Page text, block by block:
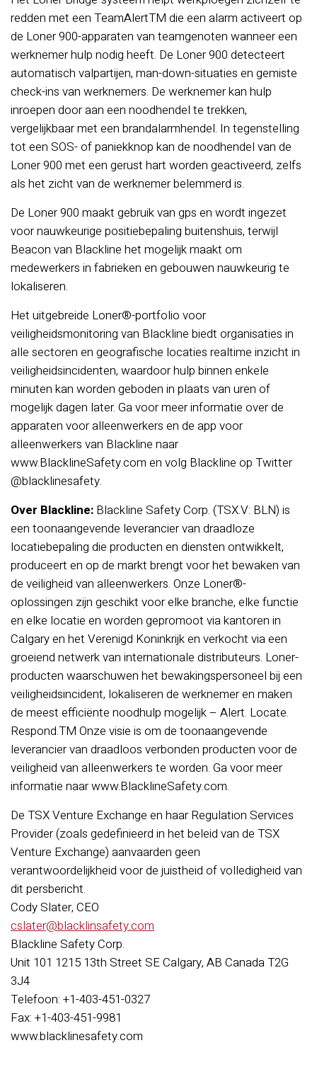
redden met een TeamAlertTM die een alarm activeert op
de Loner 900-apparaten van teamgenoten wanneer een
werknemer hulp nodig heeft. De Loner 900 detecteert
automatisch valpartijen, man-down-situaties en gemiste
check-ins van werknemers. De werknemer kan hulp
inroepen door aan een noodhendel te trekken,
vergelijkbaar met een brandalarmhendel. In tegenstelling
tot een SOS- of paniekknop kan de noodhendel van de
Loner 900 met een gerust hart worden geactiveerd, zelfs
als het zicht van de werknemer belemmerd is.
De Loner 900 maakt gebruik van gps en wordt ingezet
voor nauwkeurige positiebepaling buitenshuis, terwijl
Beacon van Blackline het mogelijk maakt om
medewerkers in fabrieken en gebouwen nauwkeurig te
lokaliseren.
Het uitgebreide Loner®-portfolio voor
veiligheidsmonitoring van Blackline biedt organisaties in
alle sectoren en geografische locaties realtime inzicht in
veiligheidsincidenten, waardoor hulp binnen enkele
minuten kan worden geboden in plaats van uren of
mogelijk dagen later. Ga voor meer informatie over de
apparaten voor alleenwerkers en de app voor
alleenwerkers van Blackline naar
www.BlacklineSafety.com en volg Blackline op Twitter
@blacklinesafety.
Over Blackline: Blackline Safety Corp. (TSX.V: BLN) is
een toonaangevende leverancier van draadloze
locatiebepaling die producten en diensten ontwikkelt,
produceert en op de markt brengt voor het bewaken van
de veiligheid van alleenwerkers. Onze Loner®-
oplossingen zijn geschikt voor elke branche, elke functie
en elke locatie en worden gepromoot via kantoren in
Calgary en het Verenigd Koninkrijk en verkocht via een
groeiend netwerk van internationale distributeurs. Loner-
producten waarschuwen het bewakingspersoneel bij een
veiligheidsincident, lokaliseren de werknemer en maken
de meest efficiënte noodhulp mogelijk – Alert. Locate.
Respond.TM Onze visie is om de toonaangevende
leverancier van draadloos verbonden producten voor de
veiligheid van alleenwerkers te worden. Ga voor meer
informatie naar www.BlacklineSafety.com.
De TSX Venture Exchange en haar Regulation Services
Provider (zoals gedefinieerd in het beleid van de TSX
Venture Exchange) aanvaarden geen
verantwoordelijkheid voor de juistheid of volledigheid van
dit persbericht.
Cody Slater, CEO
cslater@blacklinsafety.com
Blackline Safety Corp.
Unit 101 1215 13th Street SE Calgary, AB Canada T2G
3J4
Telefoon: +1-403-451-0327
Fax: +1-403-451-9981
www.blacklinesafety.com